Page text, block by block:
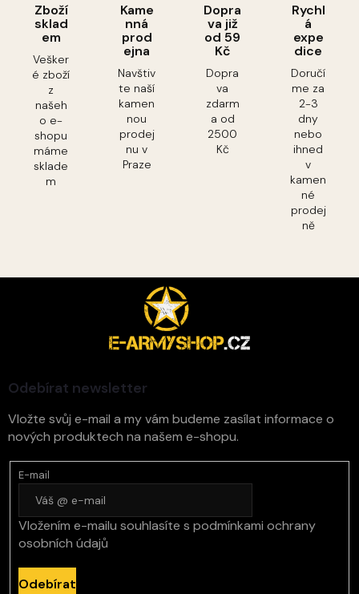
Zboží
sklad
em
Vešker
é zboží
z
našeh
o e-
shopu
máme
sklade
m
Kame
nná
prod
ejna
Navštiv
te naší
kamen
nou
prodej
nu v
Praze
Dopra
va již
od 59
Kč
Dopra
va
zdarm
a od
2500
Kč
Rychl
á
expe
dice
Doručí
me za
2-3
dny
nebo
ihned
v
kamen
né
prodej
ně
Odebírat newsletter
Vložte svůj e-mail a my vám budeme zasílat informace o
nových produktech na našem e-shopu.
E-mail
Vložením e-mailu souhlasíte s podmínkami ochrany
osobních údajů
Odebírat